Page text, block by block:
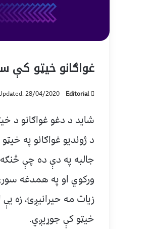
غواګانو خيټو کې
Editorial
28/04/2020
شاید د دغو غواګانو د
د ژوندیو غواګانو په
جالبه په دې ده چې
ورکوي او په همدغه
زیات مه حیرانیږئ، زه یې
خیټو کې جوړیږي.